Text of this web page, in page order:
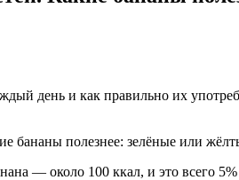
день и как правильно их
— около 100 ккал, и это всего